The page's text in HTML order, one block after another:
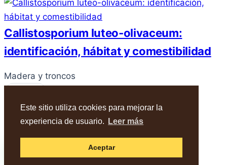
Este sitio utiliza cookies para mejorar la
experiencia de usuario.
Leer más
Aceptar
Callistosporium luteo-olivaceum:
identificación, hábitat y comestibilidad
Madera y troncos
© 2026 AMIVALL - Cardenete (Cu). -
de privacidad,Aviso legal